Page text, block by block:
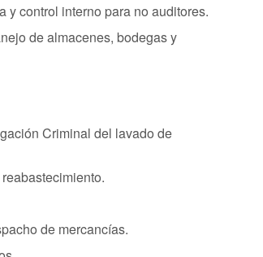
y control interno para no auditores.
de almacenes, bodegas y
Criminal del lavado de
de mercancías.